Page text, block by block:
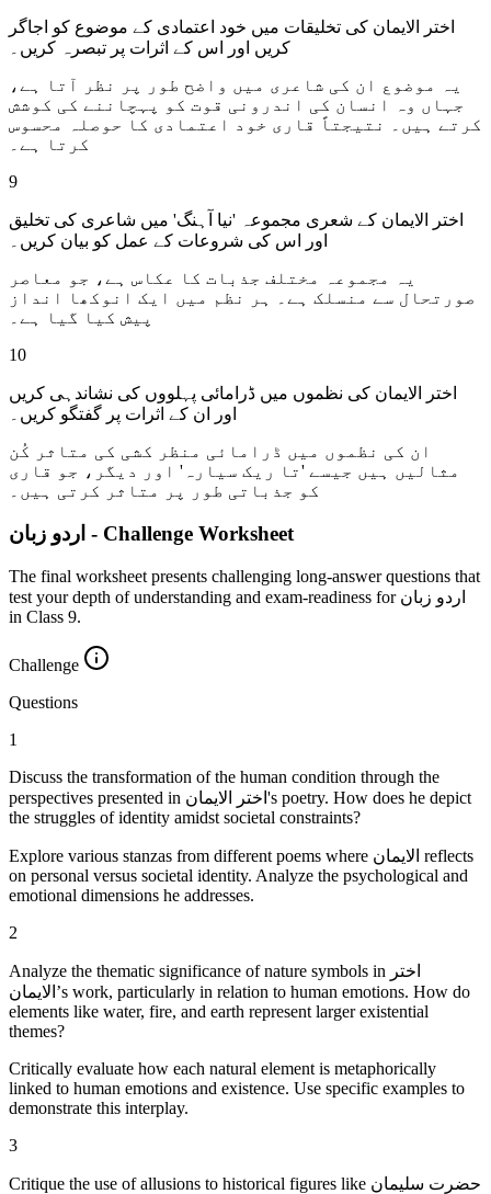
اختر الایمان کی تخلیقات میں خود اعتمادی کے موضوع کو اجاگر
کریں اور اس کے اثرات پر تبصرہ کریں۔
یہ موضوع ان کی شاعری میں واضح طور پر نظر آتا ہے،
جہاں وہ انسان کی اندرونی قوت کو پہچاننے کی کوشش
کرتے ہیں۔ نتیجتاً قاری خود اعتمادی کا حوصلہ محسوس
کرتا ہے۔
9
اختر الایمان کے شعری مجموعہ 'نیا آہنگ' میں شاعری کی تخلیق
اور اس کی شروعات کے عمل کو بیان کریں۔
یہ مجموعہ مختلف جذبات کا عکاس ہے، جو معاصر
صورتحال سے منسلک ہے۔ ہر نظم میں ایک انوکھا انداز
پیش کیا گیا ہے۔
10
اختر الایمان کی نظموں میں ڈرامائی پہلووں کی نشاندہی کریں
اور ان کے اثرات پر گفتگو کریں۔
ان کی نظموں میں ڈرامائی منظر کشی کی متاثر کُن
مثالیں ہیں جیسے 'تا ریک سیارہ' اور دیگر، جو قاری
کو جذباتی طور پر متاثر کرتی ہیں۔
اردو زبان - Challenge Worksheet
The final worksheet presents challenging long-answer questions that
test your depth of understanding and exam-readiness for اردو زبان
in Class 9.
Challenge
Questions
1
Discuss the transformation of the human condition through the
perspectives presented in اختر الایمان's poetry. How does he depict
the struggles of identity amidst societal constraints?
Explore various stanzas from different poems where الایمان reflects
on personal versus societal identity. Analyze the psychological and
emotional dimensions he addresses.
2
Analyze the thematic significance of nature symbols in اختر
الایمان’s work, particularly in relation to human emotions. How do
elements like water, fire, and earth represent larger existential
themes?
Critically evaluate how each natural element is metaphorically
linked to human emotions and existence. Use specific examples to
demonstrate this interplay.
3
Critique the use of allusions to historical figures like حضرت سلیمان